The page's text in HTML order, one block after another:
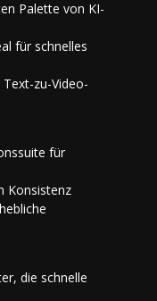
Palette von KI-
für schnelles
zu-Video-
für
Konsistenz
die schnelle